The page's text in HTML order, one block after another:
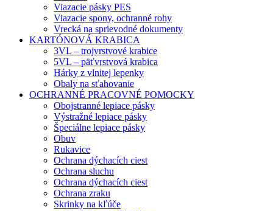
Viazacie pásky PES
Viazacie spony, ochranné rohy
Vrecká na sprievodné dokumenty
KARTÓNOVÁ KRABICA
3VL – trojvrstvové krabice
5VL – päťvrstvová krabica
Hárky z vlnitej lepenky
Obaly na sťahovanie
OCHRANNÉ PRACOVNÉ POMOCKY
Obojstranné lepiace pásky
Výstražné lepiace pásky
Špeciálne lepiace pásky
Obuv
Rukavice
Ochrana dýchacích ciest
Ochrana sluchu
Ochrana dýchacích ciest
Ochrana zraku
Skrinky na kľúče